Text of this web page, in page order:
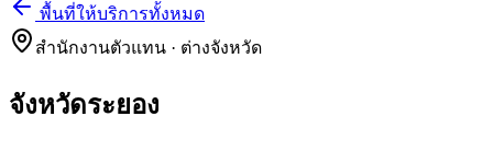
พื้นที่ให้บริการทั้งหมด
สำนักงานตัวแทน · ต่างจังหวัด
จังหวัดระยอง